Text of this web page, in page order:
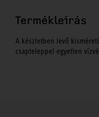
Termékleírás
A készletben levő
csapteleppel egyetlen